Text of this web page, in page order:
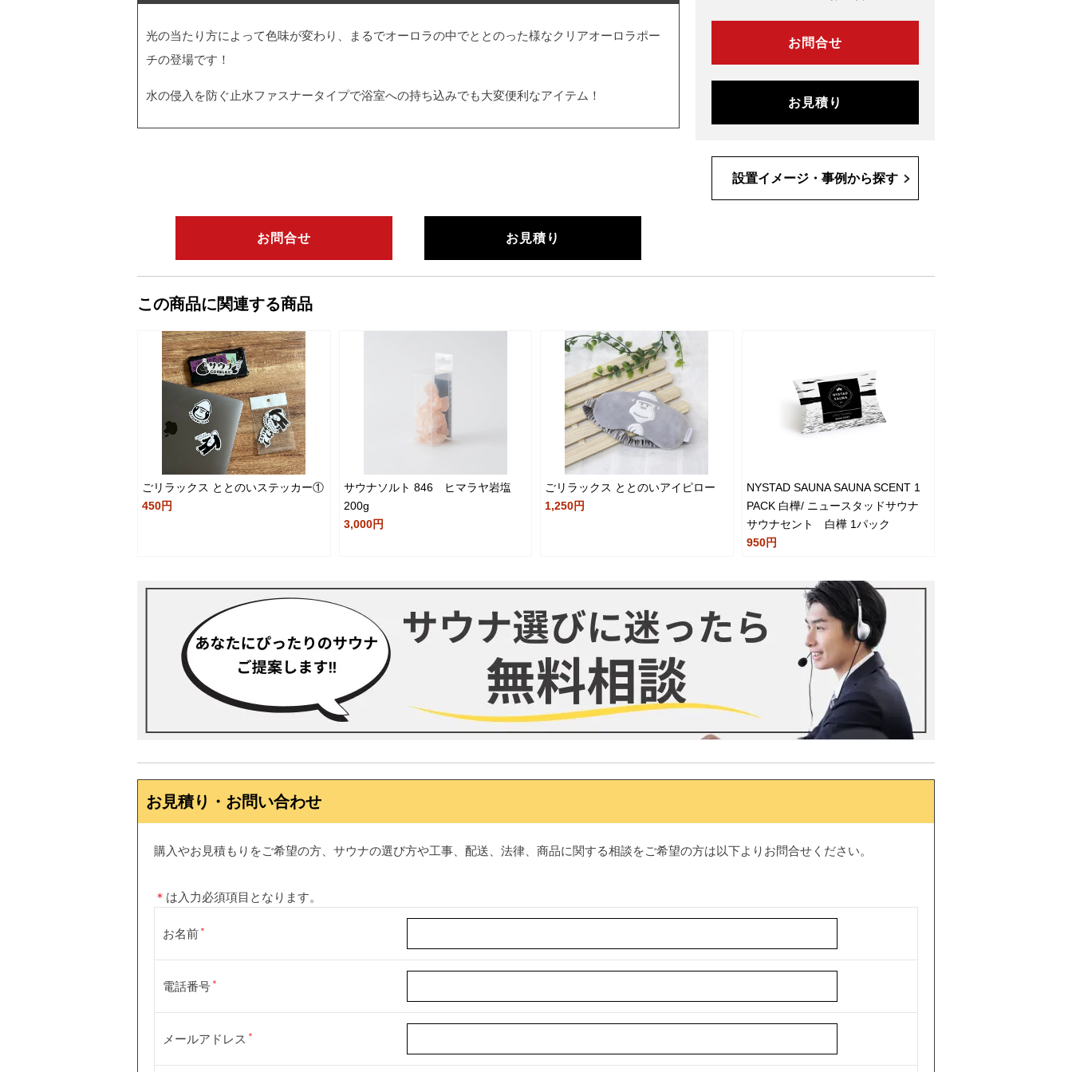
光の当たり方によって色味が変わり、まるでオーロラの中でととのった様なクリアオーロラポー
チの登場です！
水の侵入を防ぐ止水ファスナータイプで浴室への持ち込みでも大変便利なアイテム！
お問合せ
お見積り
設置イメージ・事例から探す
お問合せ お見積り
この商品に関連する商品
ごリラックス ととのいステッカー①
450円
サウナソルト 846 ヒマラヤ岩塩
200g
3,000円
ごリラックス ととのいアイピロー
1,250円
NYSTAD SAUNA SAUNA SCENT 1
PACK 白樺/ ニュースタッドサウナ
サウナセント 白樺 1パック
950円
お見積り・お問い合わせ
購入やお見積もりをご希望の方、サウナの選び方や工事、配送、法律、商品に関する相談をご希望の方は以下よりお問合せください。
＊ は入力必須項目となります。
お名前
電話番号
メールアドレス